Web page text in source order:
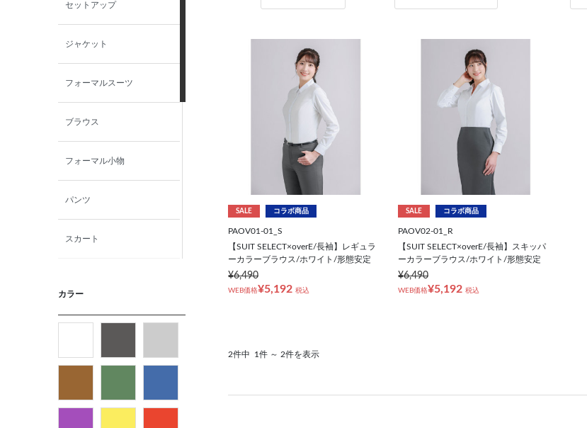
セットアップ
ジャケット
フォーマルスーツ
ブラウス
フォーマル小物
パンツ
スカート
シャツ
ベルト
カラー
SALE コラボ商品
PAOV01-01_S
【SUIT SELECT×overE/長袖】レギュラ
ーカラーブラウス/ホワイト/形態安定
¥6,490
WEB価格¥5,192 税込
SALE コラボ商品
PAOV02-01_R
【SUIT SELECT×overE/長袖】スキッパ
ーカラーブラウス/ホワイト/形態安定
¥6,490
WEB価格¥5,192 税込
2件中 1件 ～ 2件を表示